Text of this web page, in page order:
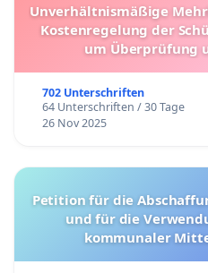
Unverhältnismäßige
Kostenregelung der
um Überprüfung
702 Unterschriften
64 Unterschriften / 30 Tage
26 Nov 2025
Petition für die Abschaffung der Tötungsstationen
und für die
kommunaler